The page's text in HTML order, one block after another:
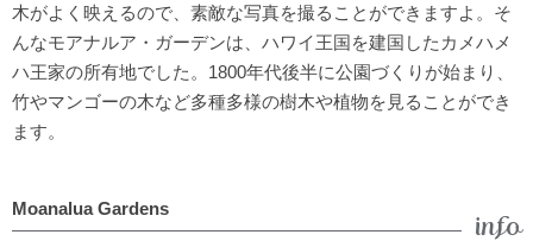
木がよく映えるので、素敵な写真を撮ることができますよ。そ
んなモアナルア・ガーデンは、ハワイ王国を建国したカメハメ
ハ王家の所有地でした。1800年代後半に公園づくりが始まり、
竹やマンゴーの木など多種多様の樹木や植物を見ることができ
ます。
Moanalua Gardens